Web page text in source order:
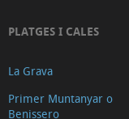
PLATGES I CALES
La Grava
Primer Muntanyar o
Benissero